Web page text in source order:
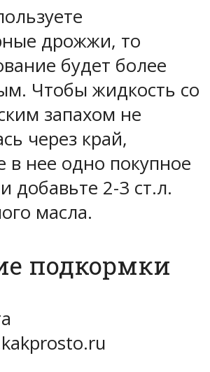
дрожжи, то
будет более
Чтобы жидкость со
запахом не
через край,
в нее одно покупное
добавьте 2-3 ст.л.
масла.
подкормки